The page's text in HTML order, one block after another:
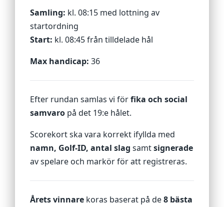
Samling: kl. 08:15 med lottning av
startordning
Start: kl. 08:45 från tilldelade hål
Max handicap: 36
Efter rundan samlas vi förfika och social
samvaro på det 19:e hålet.
Scorekort ska vara korrekt ifyllda med
namn, Golf‑ID, antal slag samtsignerade
av spelare och markör för att registreras.
Årets vinnare koras baserat på de8 bästa